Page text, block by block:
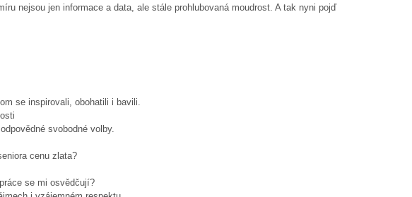
nejsou jen informace a data, ale stále prohlubovaná moudrost. A tak nyni pojď
se inspirovali, obohatili i bavili.
svobodné volby.
cenu zlata?
se mi osvědčují?